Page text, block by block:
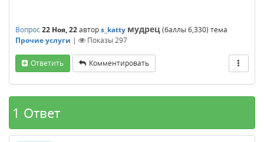
Вопрос22 Ноя, 22авторs_katty мудрец(баллы6,330) тема
Прочие услуги | Показы297
Ответить Комментировать
1 Ответ